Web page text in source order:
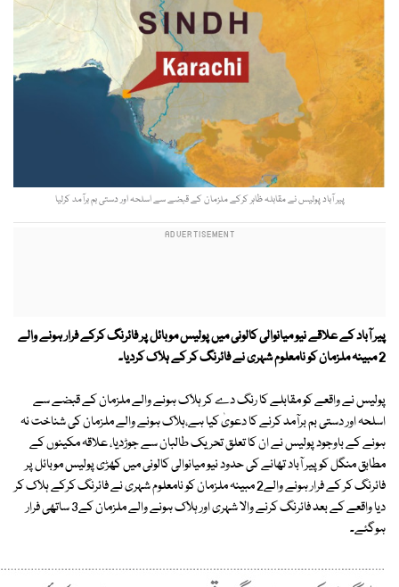
پیر آباد پولیس نے مقابلہ ظاہر کرکے ملزمان کے قبضے سے اسلحہ اور دستی بم برآمد کرلیا
پیر آباد کے علاقے نیو میانوالی کالونی میں پولیس موبائل پر فائرنگ کرکے فرار ہونے والے
2 مبینہ ملزمان کو نامعلوم شہری نے فائرنگ کر کے ہلاک کردیا۔
پولیس نے واقعے کو مقابلے کا رنگ دے کر ہلاک ہونے والے ملزمان کے قبضے سے
اسلحہ اور دستی بم برآمد کرنے کا دعویٰ کیا ہے،ہلاک ہونے والے ملزمان کی شناخت نہ
ہونے کے باوجود پولیس نے ان کا تعلق تحریک طالبان سے جوڑدیا، علاقہ مکینوں کے
مطابق منگل کو پیر آباد تھانے کی حدود نیو میانوالی کالونی میں کھڑی پولیس موبائل پر
فائرنگ کر کے فرار ہونے والے2 مبینہ ملزمان کو نامعلوم شہری نے فائرنگ کرکے ہلاک کر
دیا واقعے کے بعد فائرنگ کرنے والا شہری اور ہلاک ہونے والے ملزمان کے3 ساتھی فرار
ہوگئے۔